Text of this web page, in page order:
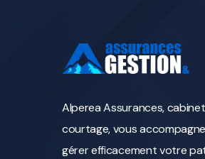
Alperea Assurances,
courtage, vous
gérer efficacement votre